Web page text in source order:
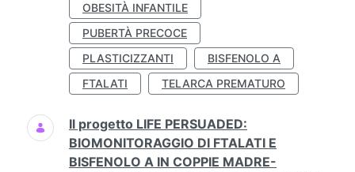
OBESITÀ INFANTILE
PUBERTÀ PRECOCE
PLASTICIZZANTI
BISFENOLO A
FTALATI
TELARCA PREMATURO
Il progetto LIFE PERSUADED:
BIOMONITORAGGIO DI FTALATI E
BISFENOLO A IN COPPIE MADRE-